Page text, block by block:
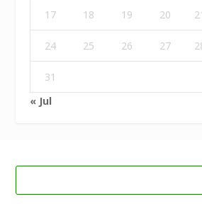
17 18 19 20
24 25 26 27
31
« Jul